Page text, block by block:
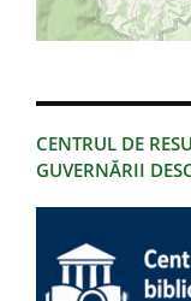
CENTRUL DE
GUVERNĂRII